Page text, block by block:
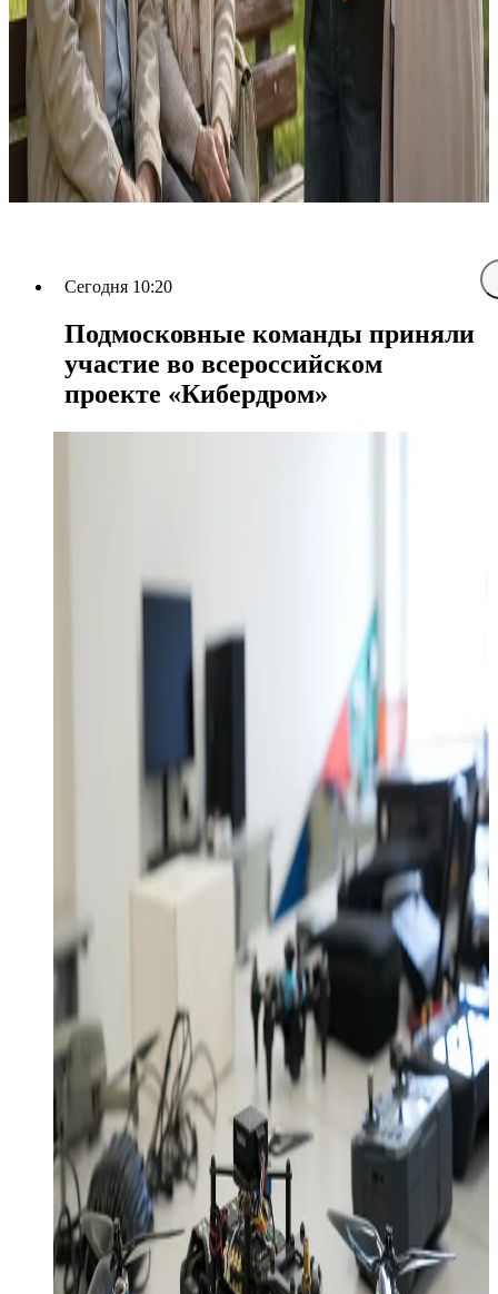
Сегодня 10:20
Подмосковные команды приняли
участие во всероссийском
проекте «Кибердром»